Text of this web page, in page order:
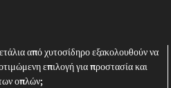
από χυτοσίδηρο εξακολουθούν να
επιλογή για προστασία και
οπλών;